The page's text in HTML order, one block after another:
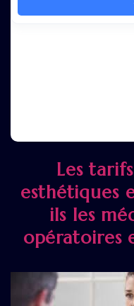
Les
esthétiques
ils les
opératoires